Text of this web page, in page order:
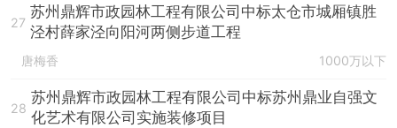
27
苏州鼎辉市政园林工程有限公司中标太仓市城厢镇胜
泾村薛家泾向阳河两侧步道工程
唐梅香 1000万以下
28
苏州鼎辉市政园林工程有限公司中标苏州鼎业自强文
化艺术有限公司实施装修项目